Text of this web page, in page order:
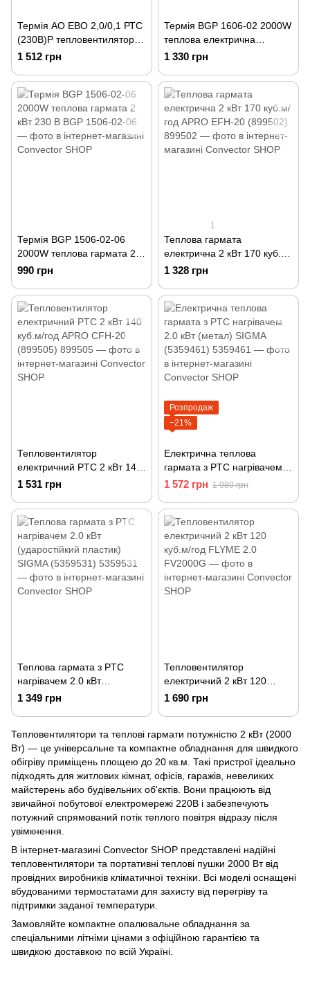
Термія АО ЕВО 2,0/0,1 РТС
(230В)Р тепловентилятор 2
кВт 230 В
1 512 грн
Термія BGP 1606-02 2000W
теплова електрична
гармата 2 кВт 230 В
1 330 грн
Термія BGP 1506-02-06
2000W теплова гармата 2
кВт 230 В
990 грн
1
Теплова гармата
електрична 2 кВт 170 куб.м/
год APRO EFH-20 (899502)
1 328 грн
Тепловентилятор
електричний PTC 2 кВт 140
куб.м/год APRO СFH-20
1 531 грн
Розпродаж
−21%
Електрична теплова
гармата з PTC нагрівачем
2.0 кВт (метал) SIGMA
1 572 грн 1 980 грн
Теплова гармата з PTC
нагрівачем 2.0 кВт
(ударостійкий пластик)
1 349 грн
Тепловентилятор
електричний 2 кВт 120
куб.м/год FLYME 2.0
1 690 грн
Тепловентилятори та теплові гармати потужністю 2 кВт (2000
Вт) — це універсальне та компактне обладнання для швидкого
обігріву приміщень площею до 20 кв.м. Такі пристрої ідеально
підходять для житлових кімнат, офісів, гаражів, невеликих
майстерень або будівельних об'єктів. Вони працюють від
звичайної побутової електромережі 220В і забезпечують
потужний спрямований потік теплого повітря відразу після
увімкнення.
В інтернет-магазині Convector SHOP представлені надійні
тепловентилятори та портативні теплові пушки 2000 Вт від
провідних виробників кліматичної техніки. Всі моделі оснащені
вбудованими термостатами для захисту від перегріву та
підтримки заданої температури.
Замовляйте компактне опалювальне обладнання за
спеціальними літніми цінами з офіційною гарантією та
швидкою доставкою по всій Україні.